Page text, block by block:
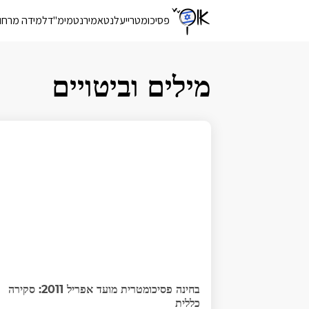
פסיכומטרייעלנטאמירנטמימ"דלמידה
מילים וביטויים
בחינה פסיכומטרית מועד אפריל 2011: סקירה
כללית